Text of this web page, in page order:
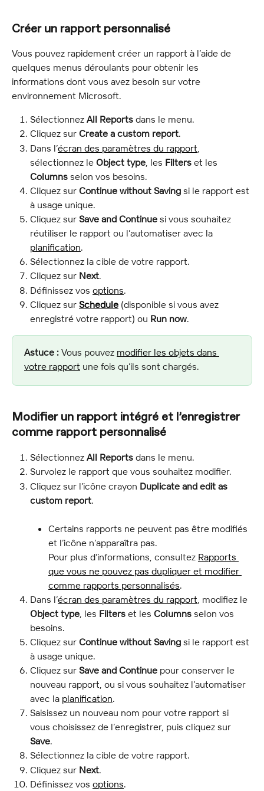
Créer un rapport personnalisé
Vous pouvez rapidement créer un rapport à l’aide de
quelques menus déroulants pour obtenir les
informations dont vous avez besoin sur votre
environnement Microsoft.
Sélectionnez All Reports dans le menu.
Cliquez sur Create a custom report.
Dans l’écran des paramètres du rapport
sélectionnez le Object type , les Filters et les
Columns selon vos besoins.
Cliquez sur Continue without Saving si le rapport est
à usage unique.
Cliquez sur Save and Continue si vous souhaitez
réutiliser le rapport ou l’automatiser avec la
planification.
Sélectionnez la cible de votre rapport.
Cliquez sur Next.
Définissez vos options.
Cliquez sur Schedule (disponible si vous avez
enregistré votre rapport) ou Run now.
Astuce : Vous pouvez modifier les objets dans
votre rapport une fois qu’ils sont chargés.
Modifier un rapport intégré et l’enregistrer
comme rapport personnalisé
Sélectionnez All Reports dans le menu.
Survolez le rapport que vous souhaitez modifier.
Cliquez sur l’icône crayon Duplicate and edit as
custom report.
Certains rapports ne peuvent pas être modifiés
et l’icône n’apparaîtra pas.
Pour plus d’informations, consultez Rapports
que vous ne pouvez pas dupliquer et modifier
comme rapports personnalisés.
Dans l’écran des paramètres du rapport, modifiez le
Object type, les Filters et les Columns selon vos
besoins.
Cliquez sur Continue without Saving si le rapport est
à usage unique.
Cliquez sur Save and Continue pour conserver le
nouveau rapport, ou si vous souhaitez l’automatiser
avec la planification.
Saisissez un nouveau nom pour votre rapport si
vous choisissez de l’enregistrer, puis cliquez sur
Save.
Sélectionnez la cible de votre rapport.
Cliquez sur Next.
Définissez vos options.